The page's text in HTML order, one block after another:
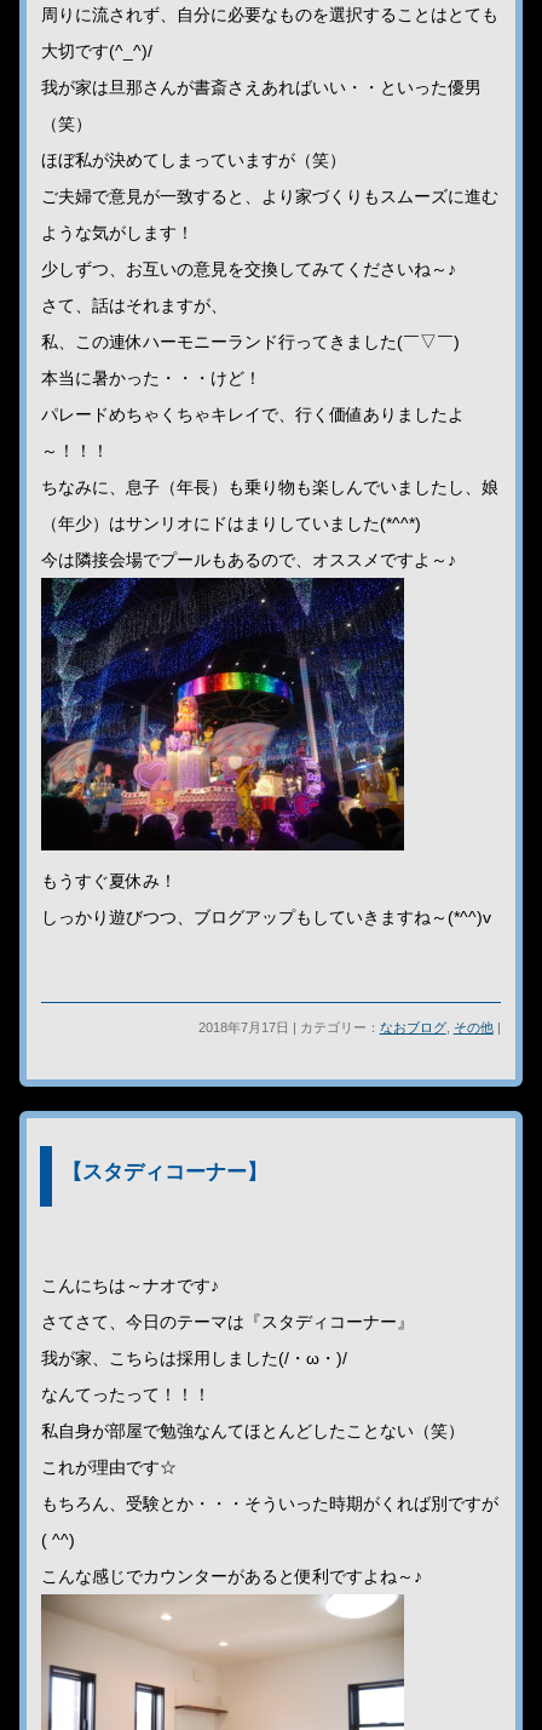
周りに流されず、自分に必要なものを選択することはとても
大切です(^_^)/
我が家は旦那さんが書斎さえあればいい・・といった優男
（笑）
ほぼ私が決めてしまっていますが（笑）
ご夫婦で意見が一致すると、より家づくりもスムーズに進む
ような気がします！
少しずつ、お互いの意見を交換してみてくださいね～♪
さて、話はそれますが、
私、この連休ハーモニーランド行ってきました(￣▽￣)
本当に暑かった・・・けど！
パレードめちゃくちゃキレイで、行く価値ありましたよ
～！！！
ちなみに、息子（年長）も乗り物も楽しんでいましたし、娘
（年少）はサンリオにドはまりしていました(*^^*)
今は隣接会場でプールもあるので、オススメですよ～♪
もうすぐ夏休み！
しっかり遊びつつ、ブログアップもしていきますね～(*^^)v
2018年7月17日 | カテゴリー： なおブログ, その他|
【スタディコーナー】
こんにちは～ナオです♪
さてさて、今日のテーマは『スタディコーナー』
我が家、こちらは採用しました(/・ω・)/
なんてったって！！！
私自身が部屋で勉強なんてほとんどしたことない（笑）
これが理由です☆
もちろん、受験とか・・・そういった時期がくれば別ですが
( ^^)
こんな感じでカウンターがあると便利ですよね～♪